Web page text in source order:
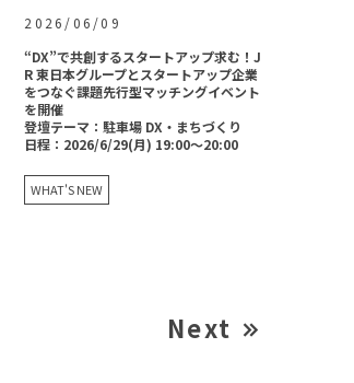
2026/06/09
“DX”で共創するスタートアップ求む！J
R 東日本グループとスタートアップ企業
をつなぐ課題先行型マッチングイベント
を開催
登壇テーマ：駐車場 DX・まちづくり
日程：2026/6/29(月) 19:00～20:00
WHAT'S NEW
Next